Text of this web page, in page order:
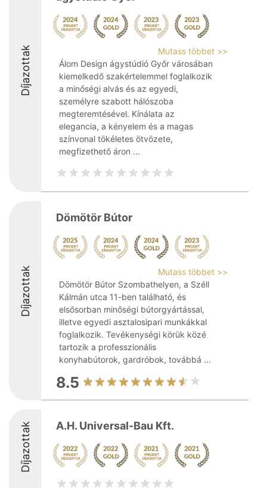
Díjazottak
Mutass többet >>
Álom Design ágystúdió Győr városában
kiemelkedő szakértelemmel foglalkozik
a minőségi alvás és az egyedi,
személyre szabott hálószoba
megteremtésével. Kínálata az
elegancia, a kényelem és a magas
színvonal tökéletes ötvözete,
megfizethető áron ...
Díjazottak
Dömötör Bútor
Mutass többet >>
Dömötör Bútor Szombathelyen, a Széll
Kálmán utca 11-ben található, és
elsősorban minőségi bútorgyártással,
illetve egyedi asztalosipari munkákkal
foglalkozik. Tevékenységi körük közé
tartozik a professzionális
konyhabútorok, gardróbok, továbbá ...
8.5
Díjazottak A.H. Universal-Bau Kft.